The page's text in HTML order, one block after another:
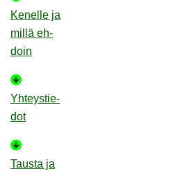
Ke­nel­le ja
millä eh­
doin
Yh­teys­tie­
dot
Taus­ta ja